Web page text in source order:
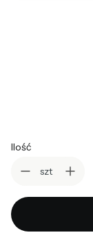
Ilość
szt